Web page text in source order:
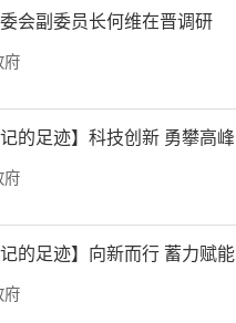
会副委员长何维在晋调研
府
记的足迹】科技创新 勇攀高峰
府
记的足迹】向新而行 蓄力赋能
府